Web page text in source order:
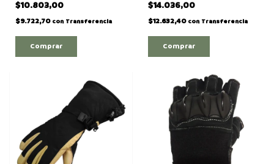
$10.803,00
$9.722,70 con Transferencia
Comprar
"AV24063 "
$14.036,00
$12.632,40 con Transferencia
Comprar